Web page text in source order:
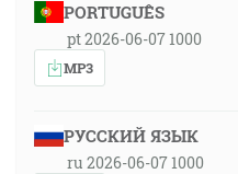
PORTUGUÊS
pt 2026-06-07 1000
MP3
РУССКИЙ ЯЗЫК
ru 2026-06-07 1000